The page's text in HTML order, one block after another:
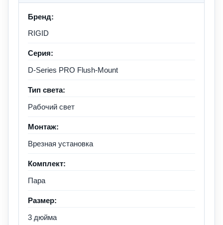
Бренд:
RIGID
Серия:
D-Series PRO Flush-Mount
Тип света:
Рабочий свет
Монтаж:
Врезная установка
Комплект:
Пара
Размер:
3 дюйма